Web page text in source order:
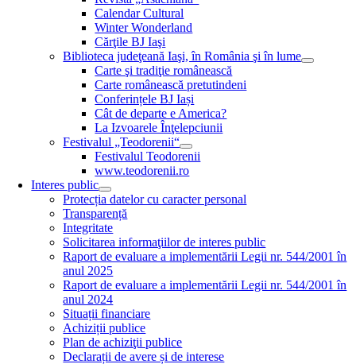
Calendar Cultural
Winter Wonderland
Cărţile BJ Iaşi
Biblioteca judeţeană Iaşi, în România şi în lume
Carte şi tradiţie românească
Carte românească pretutindeni
Conferințele BJ Iași
Cât de departe e America?
La Izvoarele Înţelepciunii
Festivalul „Teodorenii“
Festivalul Teodorenii
www.teodorenii.ro
Interes public
Protecția datelor cu caracter personal
Transparență
Integritate
Solicitarea informaţiilor de interes public
Raport de evaluare a implementării Legii nr. 544/2001 în
anul 2025
Raport de evaluare a implementării Legii nr. 544/2001 în
anul 2024
Situații financiare
Achiziții publice
Plan de achiziţii publice
Declarații de avere și de interese